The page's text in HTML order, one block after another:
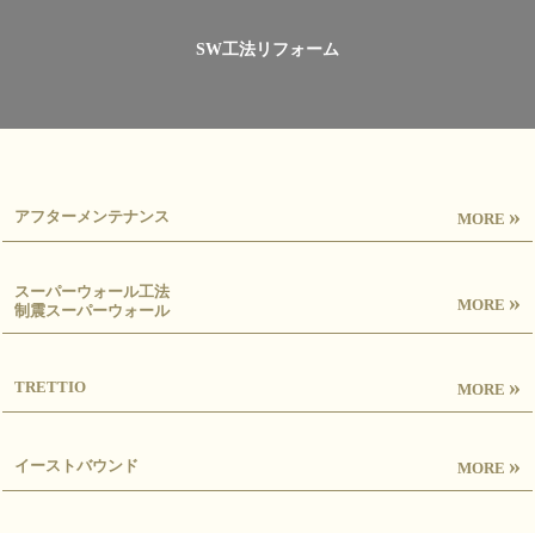
SW工法リフォーム
アフターメンテナンス MORE »
スーパーウォール工法
制震スーパーウォール
MORE »
TRETTIO MORE »
イーストバウンド MORE »